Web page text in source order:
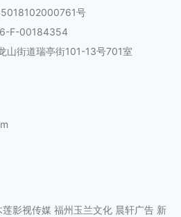
号
F-00184354
山街道瑞亭街101-13号701室
莲影视传媒 福州玉兰文化 晨轩广告 新